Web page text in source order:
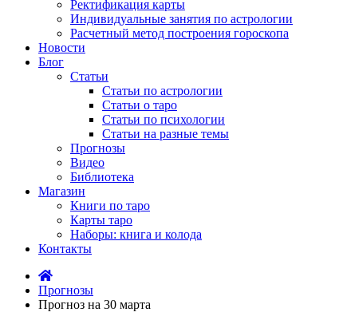
Ректификация карты
Индивидуальные занятия по астрологии
Расчетный метод построения гороскопа
Новости
Блог
Статьи
Статьи по астрологии
Статьи о таро
Статьи по психологии
Статьи на разные темы
Прогнозы
Видео
Библиотека
Магазин
Книги по таро
Карты таро
Наборы: книга и колода
Контакты
Прогнозы
Прогноз на 30 марта